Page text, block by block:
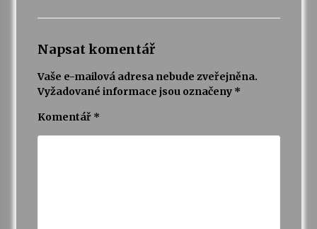
Napsat komentář
Vaše e-mailová adresa nebude zveřejněna.
Vyžadované informace jsou označeny *
Komentář *